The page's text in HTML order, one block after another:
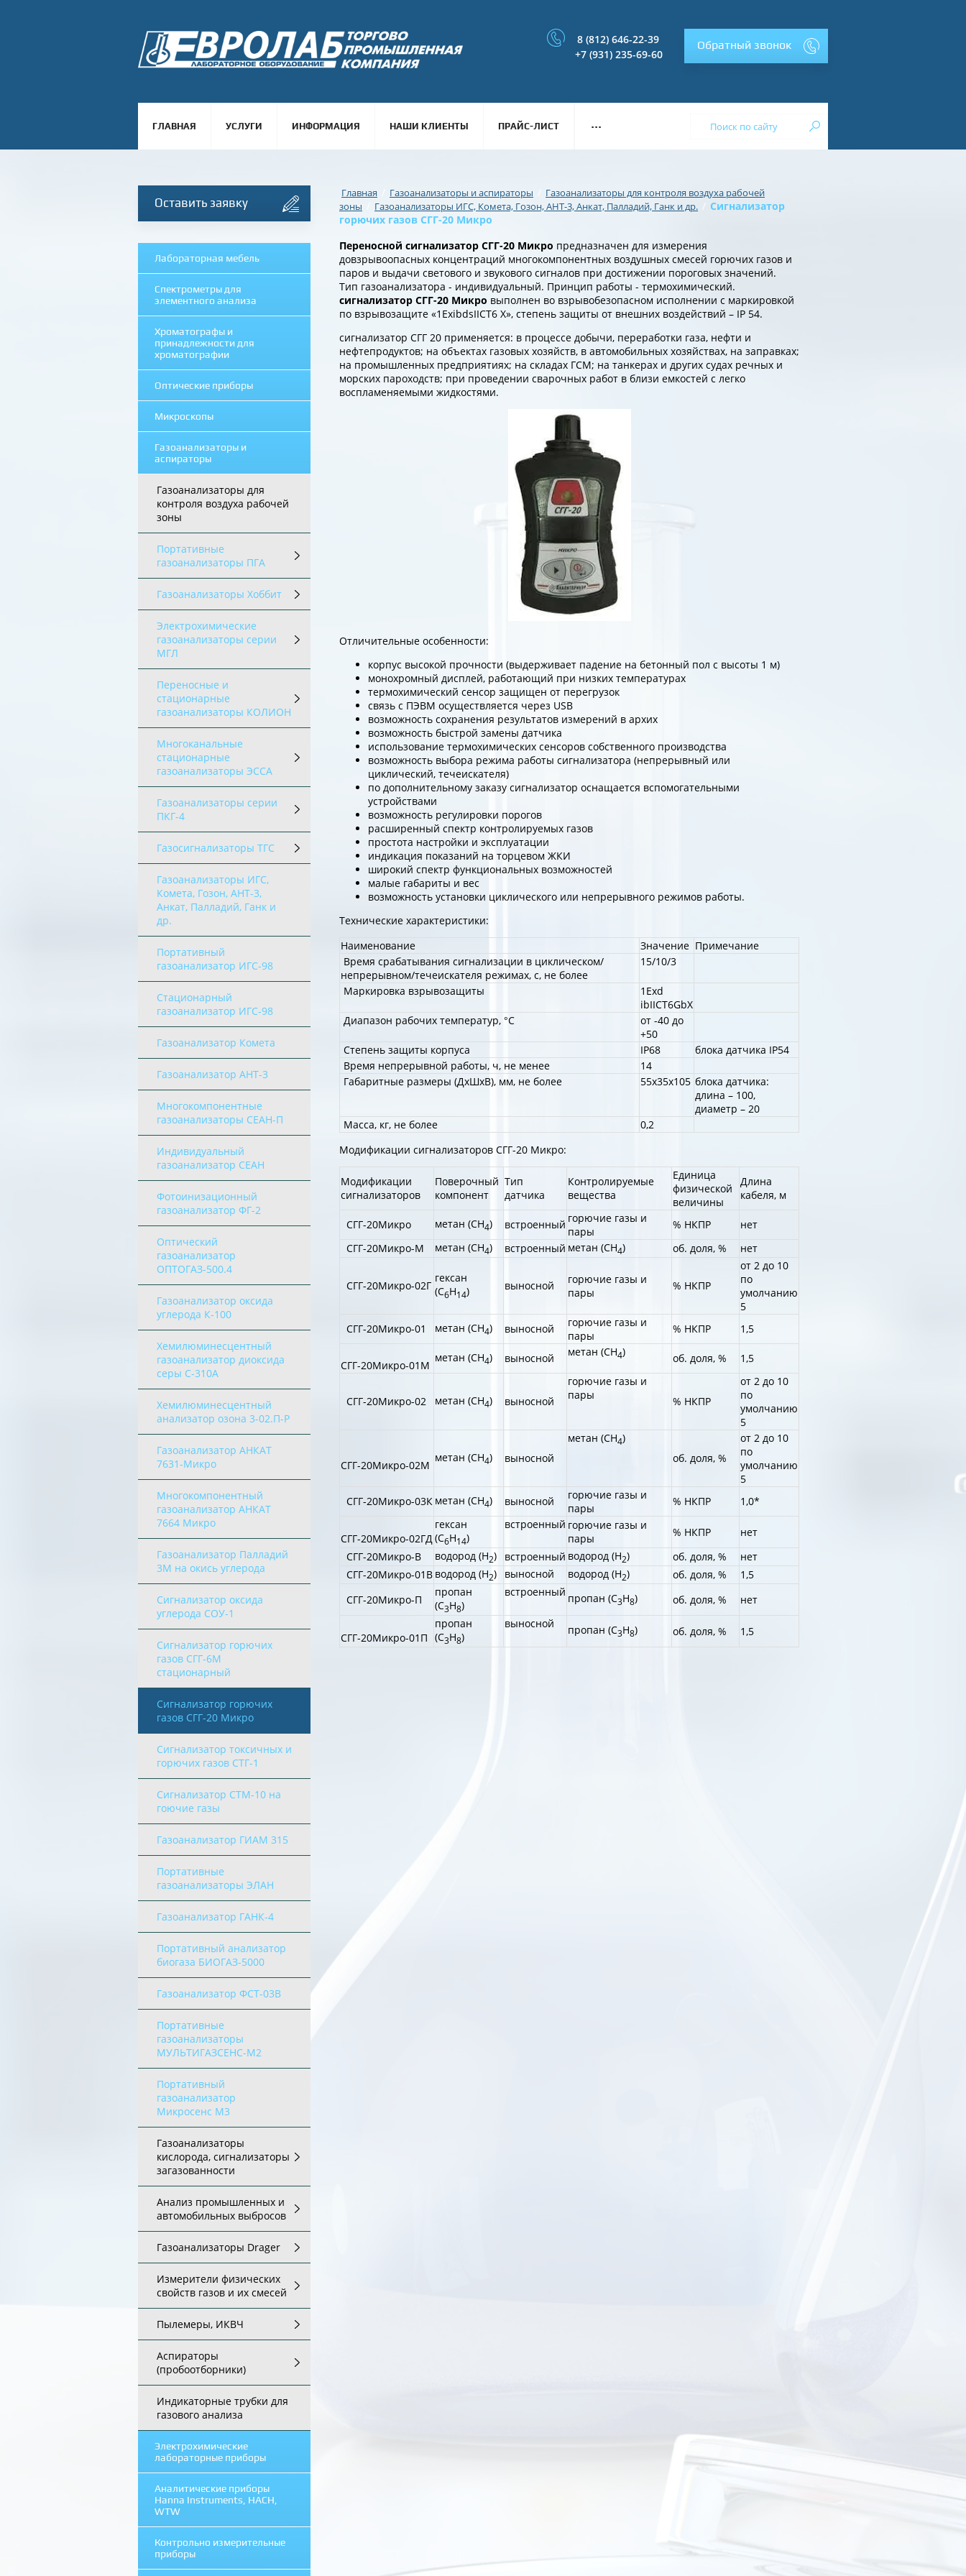
8 (812) 646-22-39
+7 (931) 235-69-60
Обратный звонок
ГЛАВНАЯ УСЛУГИ ИНФОРМАЦИЯ НАШИ КЛИЕНТЫ ПРАЙС-ЛИСТ ...
Оставить заявку
Лабораторная мебель
Спектрометры для
элементного анализа
Хроматографы и
принадлежности для
хроматографии
Оптические приборы
Микроскопы
Газоанализаторы и
аспираторы
Газоанализаторы для
контроля воздуха рабочей
зоны
Портативные
газоанализаторы ПГА
Газоанализаторы Хоббит
Электрохимические
газоанализаторы серии
МГЛ
Переносные и
стационарные
газоанализаторы КОЛИОН
Многоканальные
стационарные
газоанализаторы ЭССА
Газоанализаторы серии
ПКГ-4
Газосигнализаторы ТГС
Газоанализаторы ИГС,
Комета, Гозон, АНТ-3,
Анкат, Палладий, Ганк и
др.
Портативный
газоанализатор ИГС-98
Стационарный
газоанализатор ИГС-98
Газоанализатор Комета
Газоанализатор АНТ-3
Многокомпонентные
газоанализаторы СЕАН-П
Индивидуальный
газоанализатор СЕАН
Фотоинизационный
газоанализатор ФГ-2
Оптический
газоанализатор
ОПТОГАЗ-500.4
Газоанализатор оксида
углерода К-100
Хемилюминесцентный
газоанализатор диоксида
серы С-310A
Хемилюминесцентный
анализатор озона 3-02.П-Р
Газоанализатор АНКАТ
7631-Микро
Многокомпонентный
газоанализатор АНКАТ
7664 Микро
Газоанализатор Палладий
3М на окись углерода
Сигнализатор оксида
углерода СОУ-1
Сигнализатор горючих
газов СГГ-6М
стационарный
Сигнализатор горючих
газов СГГ-20 Микро
Сигнализатор токсичных и
горючих газов СТГ-1
Сигнализатор СТМ-10 на
гоючие газы
Газоанализатор ГИАМ 315
Портативные
газоанализаторы ЭЛАН
Газоанализатор ГАНК-4
Портативный анализатор
биогаза БИОГАЗ-5000
Газоанализатор ФСТ-03В
Портативные
газоанализаторы
МУЛЬТИГАЗСЕНС-М2
Портативный
газоанализатор
Микросенс М3
Газоанализаторы
кислорода, сигнализаторы
загазованности
Анализ промышленных и
автомобильных выбросов
Газоанализаторы Drager
Измерители физических
свойств газов и их смесей
Пылемеры, ИКВЧ
Аспираторы
(пробоотборники)
Индикаторные трубки для
газового анализа
Электрохимические
лабораторные приборы
Аналитические приборы
Hanna Instruments, HACH,
WTW
Контрольно измерительные
приборы
Главная Газоанализаторы и аспираторы
Газоанализаторы для контроля воздуха рабочей
зоны
Газоанализаторы ИГС, Комета, Гозон, АНТ-3, Анкат, Палладий, Ганк и др. / Сигнализатор
горючих газов СГГ-20 Микро
Переносной сигнализатор СГГ-20 Микро предназначен для измерения
довзрывоопасных концентраций многокомпонентных воздушных смесей горючих газов и
паров и выдачи светового и звукового сигналов при достижении пороговых значений.
Тип газоанализатора - индивидуальный. Принцип работы - термохимический.
сигнализатор СГГ-20 Микро выполнен во взрывобезопасном исполнении с маркировкой
по взрывозащите «1ExibdsIICT6 X», степень защиты от внешних воздействий – IP 54.
сигнализатор СГГ 20 применяется: в процессе добычи, переработки газа, нефти и
нефтепродуктов; на объектах газовых хозяйств, в автомобильных хозяйствах, на заправках;
на промышленных предприятиях; на складах ГСМ; на танкерах и других судах речных и
морских пароходств; при проведении сварочных работ в близи емкостей с легко
воспламеняемыми жидкостями.
Отличительные особенности:
корпус высокой прочности (выдерживает падение на бетонный пол с высоты 1 м)
монохромный дисплей, работающий при низких температурах
термохимический сенсор защищен от перегрузок
связь с ПЭВМ осуществляется через USB
возможность сохранения результатов измерений в архих
возможность быстрой замены датчика
использование термохимических сенсоров собственного производства
возможность выбора режима работы сигнализатора (непрерывный или
циклический, течеискателя)
по дополнительному заказу сигнализатор оснащается вспомогательными
устройствами
возможность регулировки порогов
расширенный спектр контролируемых газов
простота настройки и эксплуатации
индикация показаний на торцевом ЖКИ
широкий спектр функциональных возможностей
малые габариты и вес
возможность установки циклического или непрерывного режимов работы.
Технические характеристики:
Наименование
Значение Примечание
Время срабатывания сигнализации в циклическом/
непрерывном/течеискателя режимах, с, не более
15/10/3
Маркировка взрывозащиты
1Exd
ibIIСT6GbХ
Диапазон рабочих температур, °С
от -40 до
+50
Степень защиты корпуса
IP68
блока датчика IP54
Время непрерывной работы, ч, не менее
14
Габаритные размеры (ДхШхВ), мм, не более
55х35х105 блока датчика:
длина – 100,
диаметр – 20
Масса, кг, не более
0,2
Модификации сигнализаторов СГГ-20 Микро:
Модификации
сигнализаторов
Поверочный
компонент
Тип
датчика
Контролируемые
вещества
Единица
физической
величины
Длина
кабеля, м
СГГ-20Микро метан (СН4) встроенный горючие газы и
пары
% НКПР
нет
СГГ-20Микро-М
метан (СН4) встроенный метан (СН4) об. доля, % нет
СГГ-20Микро-02Г
гексан
(С6Н14) выносной
горючие газы и
пары
% НКПР
от 2 до 10
по
умолчанию
5
СГГ-20Микро-01
метан (СН4) выносной
горючие газы и
пары
% НКПР 1,5
СГГ-20Микро-01М
метан (СН4) выносной метан (СН4) об. доля, % 1,5
СГГ-20Микро-02 метан (СН4) выносной
горючие газы и
пары
% НКПР
от 2 до 10
по
умолчанию
5
СГГ-20Микро-02М
метан (СН4) выносной
метан (СН4)
об. доля, %
от 2 до 10
по
умолчанию
5
СГГ-20Микро-03К метан (СН4) выносной
горючие газы и
пары
% НКПР 1,0*
СГГ-20Микро-02ГД
гексан
(С6Н14)
встроенный горючие газы и
пары
% НКПР
нет
СГГ-20Микро-В
водород (Н2) встроенный водород (Н2) об. доля, %
нет
СГГ-20Микро-01В водород (Н2) выносной водород (Н2) об. доля, %
1,5
СГГ-20Микро-П
пропан
(С3Н8)
встроенный пропан (С3Н8) об. доля, % нет
СГГ-20Микро-01П
пропан
(С3Н8)
выносной пропан (С3Н8) об. доля, % 1,5